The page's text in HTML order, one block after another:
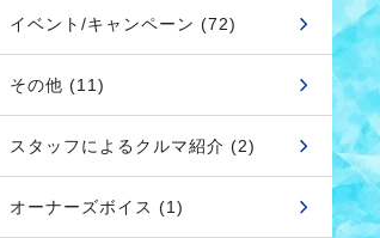
イベント/キャンペーン (72)
その他 (11)
スタッフによるクルマ紹介 (2)
オーナーズボイス (1)